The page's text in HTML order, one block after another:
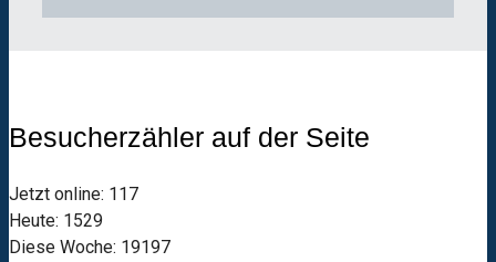
Besucherzähler auf der Seite
Jetzt online: 117
Heute: 1529
Diese Woche: 19197